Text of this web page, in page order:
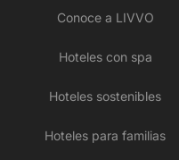
Conoce a LIVVO
Hoteles con spa
Hoteles sostenibles
Hoteles para familias